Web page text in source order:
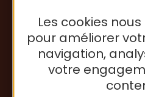
Les cookies
pour améliorer
navigation,
votre
Office